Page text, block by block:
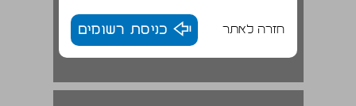
חזרה לאתר כניסת רשומים